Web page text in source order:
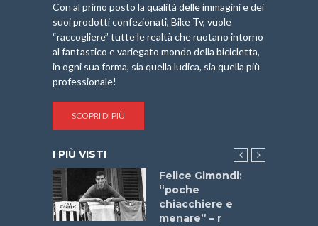
Con al primo posto la qualità delle immagini e dei
suoi prodotti confezionati, Bike Tv, vuole
“raccogliere” tutte le realtà che ruotano intorno
al fantastico e variegato mondo della bicicletta,
in ogni sua forma, sia quella ludica, sia quella più
professionale!
SCOPRI DI PIÙ
I PIÙ VISTI
Felice Gimondi:
“poche
chiacchiere e
menare” – r